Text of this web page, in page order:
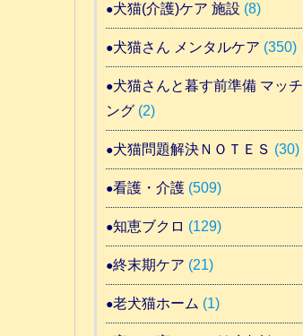
犬猫(介護)ケア 施設 (8)
犬猫さん メンタルケア (350)
犬猫さんと暮す前準備 マッチ
ング(2)
犬猫問題解決ＮＯＴＥＳ (30)
看護・介護(509)
知恵ブクロ (129)
終末期ケア (21)
老犬猫ホーム (1)